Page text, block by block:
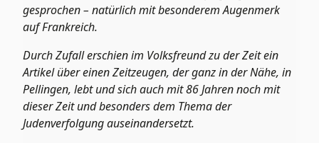
gesprochen – natürlich mit besonderem Augenmerk
auf Frankreich.
Durch Zufall erschien im Volksfreund zu der Zeit ein
Artikel über einen Zeitzeugen, der ganz in der Nähe, in
Pellingen, lebt und sich auch mit 86 Jahren noch mit
dieser Zeit und besonders dem Thema der
Judenverfolgung auseinandersetzt.